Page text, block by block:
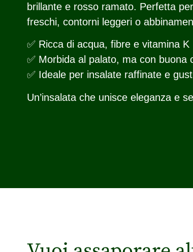
brillante e rosso ramato. Perfetta
freschi, contorni leggeri o
✅ Ricca di acqua, fibre e vitamina K
✅ Morbida al palato, ma con buona
✅ Ideale per insalate raffinate e
Un’insalata che unisce eleganza e